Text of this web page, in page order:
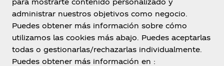
Sobre Nosotros
para mostrarte contenido personalizado y
administrar nuestros objetivos como negocio.
Puedes obtener más información sobre cómo
utilizamos las cookies más abajo. Puedes aceptarlas
todas o gestionarlas/rechazarlas individualmente.
Puedes obtener más información en :